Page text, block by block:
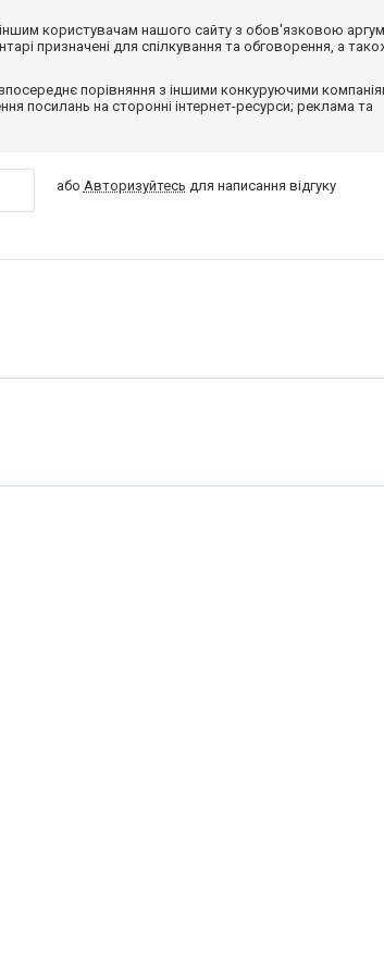
користувачам нашого сайту з обов'язковою
призначені для спілкування та обговорення, а
порівняння з іншими конкуруючими
посилань на сторонні інтернет-ресурси; реклама та
або Авторизуйтесь для написання відгуку